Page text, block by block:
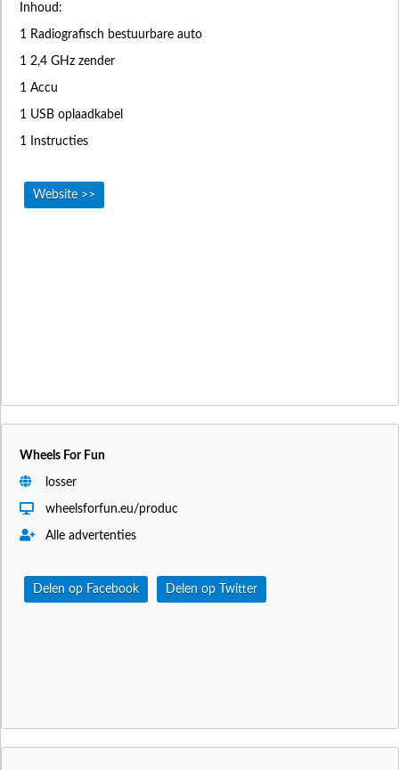
Inhoud:
1 Radiografisch bestuurbare auto
1 2,4 GHz zender
1 Accu
1 USB oplaadkabel
1 Instructies
Website >>
Wheels For Fun
losser
wheelsforfun.eu/produc
Alle advertenties
Delen op Facebook Delen op Twitter